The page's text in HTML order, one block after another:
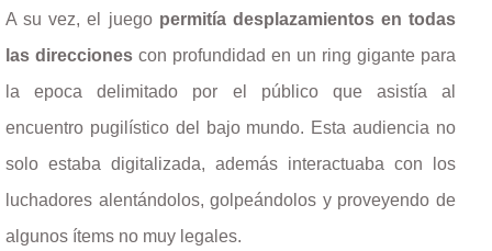
A su vez, el juego permitía desplazamientos en todas
las direcciones con profundidad en un ring gigante para
la epoca delimitado por el público que asistía al
encuentro pugilístico del bajo mundo. Esta audiencia no
solo estaba digitalizada, además interactuaba con los
luchadores alentándolos, golpeándolos y proveyendo de
algunos ítems no muy legales.